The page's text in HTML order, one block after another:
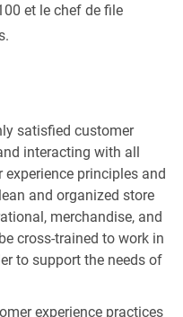
et le chef de file
satisfied customer
interacting with all
principles and
and organized store
merchandise, and
cross-trained to work in
to support the needs of
experience practices